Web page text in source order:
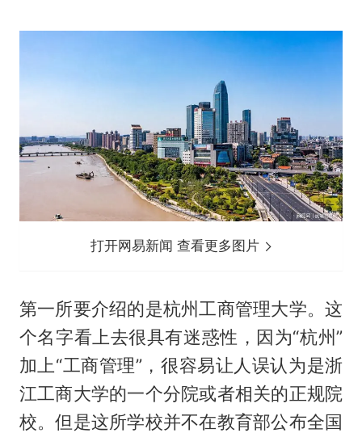
打开网易新闻 查看更多图片
第一所要介绍的是杭州工商管理大学。这
个名字看上去很具有迷惑性，因为“杭州”
加上“工商管理”，很容易让人误认为是浙
江工商大学的一个分院或者相关的正规院
校。但是这所学校并不在教育部公布全国